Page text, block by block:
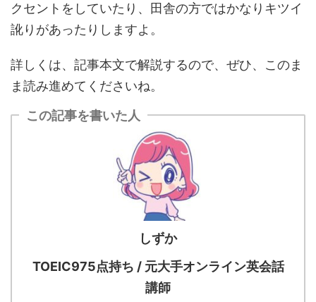
クセントをしていたり、田舎の方ではかなりキツイ
訛りがあったりしますよ。
詳しくは、記事本文で解説するので、ぜひ、このま
ま読み進めてくださいね。
この記事を書いた人
しずか
TOEIC975点持ち / 元大手オンライン英会話
講師